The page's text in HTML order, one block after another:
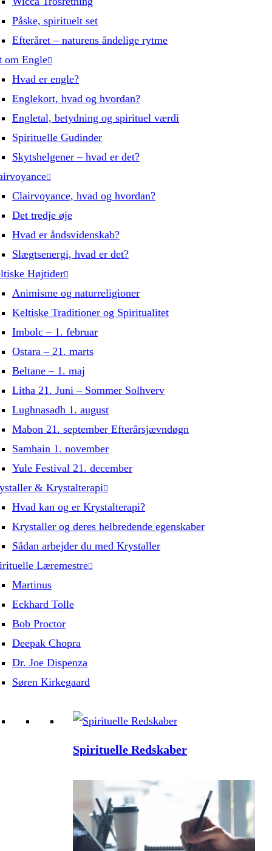
Påske, spirituelt set
Efteråret – naturens åndelige rytme
om Engle
Hvad er engle?
Englekort, hvad og hvordan?
Engletal, betydning og spirituel værdi
Spirituelle Gudinder
Skytshelgener – hvad er det?
Clairvoyance, hvad og hvordan?
Det tredje øje
Hvad er åndsvidenskab?
Slægtsenergi, hvad er det?
Højtider
Animisme og naturreligioner
Keltiske Traditioner og Spiritualitet
Imbolc – 1. februar
Ostara – 21. marts
Beltane – 1. maj
Litha 21. Juni – Sommer Solhverv
Lughnasadh 1. august
Mabon 21. september Efterårsjævndøgn
Samhain 1. november
Yule Festival 21. december
& Krystalterapi
Hvad kan og er Krystalterapi?
Krystaller og deres helbredende egenskaber
Sådan arbejder du med Krystaller
Læremestre
Martinus
Eckhard Tolle
Bob Proctor
Deepak Chopra
Dr. Joe Dispenza
Søren Kirkegaard
Spirituelle Redskaber